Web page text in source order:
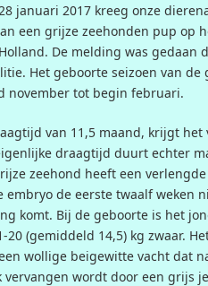
januari 2017 kreeg onze
een grijze zeehonden pup op
De melding was gedaan
Het geboorte seizoen van de
november tot begin februari.
van 11,5 maand, krijgt het
draagtijd duurt echter
zeehond heeft een
embryo de eerste twaalf weken
komt. Bij de geboorte is het
20 (gemiddeld 14,5) kg zwaar.
wollige beigewitte vacht dat
vervangen wordt door een grijs